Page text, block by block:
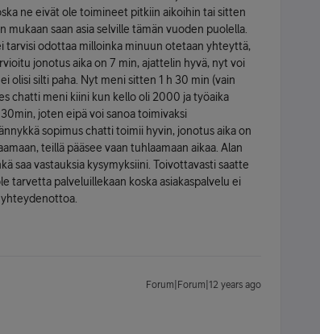
ne eivät ole toimineet pitkiin aikoihin tai sitten
saan asia selville tämän vuoden puolella.
tarvisi odottaa milloinka minuun otetaan yhteyttä,
jonotus aika on 7 min, ajattelin hyvä, nyt voi
olisi silti paha. Nyt meni sitten 1 h 30 min (vain
chatti meni kiini kun kello oli 2000 ja työaika
joten eipä voi sanoa toimivaksi
sopimus chatti toimii hyvin, jonotus aika on
teillä pääsee vaan tuhlaamaan aikaa. Alan
saa vastauksia kysymyksiini. Toivottavasti saatte
tarvetta palveluillekaan koska asiakaspalvelu ei
Forum|Forum|12 years ago